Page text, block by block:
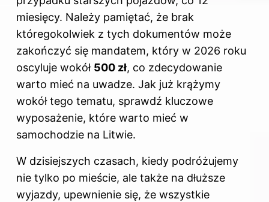
miesięcy. Należy pamiętać, że brak
któregokolwiek z tych dokumentów może
zakończyć się mandatem, który w 2026 roku
oscyluje wokół 500 zł, co zdecydowanie
warto mieć na uwadze. Jak już krążymy
wokół tego tematu, sprawdź kluczowe
wyposażenie, które warto mieć w
samochodzie na Litwie.
W dzisiejszych czasach, kiedy podróżujemy
nie tylko po mieście, ale także na dłuższe
wyjazdy, upewnienie się, że wszystkie